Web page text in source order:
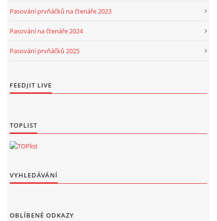
Pasování prvňáčků na čtenáře 2023
Pasování na čtenáře 2024
Pasování prvňáčků 2025
FEEDJIT LIVE
TOPLIST
VYHLEDÁVÁNÍ
OBLÍBENÉ ODKAZY